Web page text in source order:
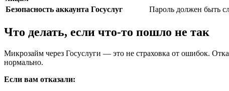
Безопасность аккаунта Госуслуг
Пароль должен быть
Что делать, если что-то пошло не так
Микрозайм через Госуслуги — это не страховка от ошибок.
нормально.
Если вам отказали: